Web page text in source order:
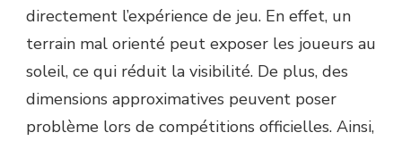
directement l’expérience de jeu. En effet, un
terrain mal orienté peut exposer les joueurs au
soleil, ce qui réduit la visibilité. De plus, des
dimensions approximatives peuvent poser
problème lors de compétitions officielles. Ainsi,